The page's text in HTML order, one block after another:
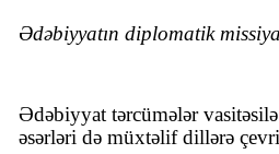
Ədəbiyyatın diplomatik
Ədəbiyyat tərcümələr
əsərləri də müxtəlif dillərə